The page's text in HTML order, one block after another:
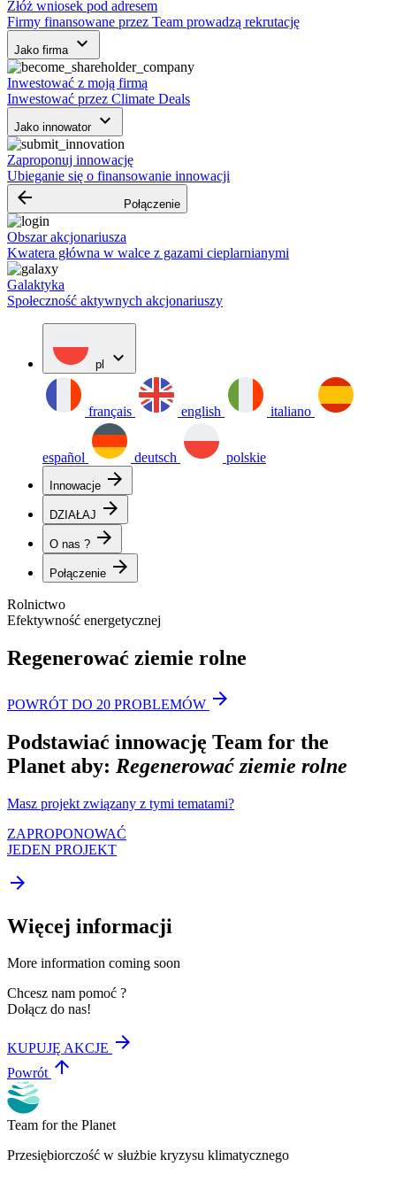
Złóż wniosek pod adresem
Firmy finansowane przez Team prowadzą rekrutację
Jako firma keyboard_arrow_down
Inwestować z moją firmą
Inwestować przez Climate Deals
Jako innowator keyboard_arrow_down
Zaproponuj innowację
Ubieganie się o finansowanie innowacji
arrow_backward Połączenie
Obszar akcjonariusza
Kwatera główna w walce z gazami cieplarnianymi
Galaktyka
Społeczność aktywnych akcjonariuszy
pl expand_more
français english italiano
español deutsch polskie
Innowacje arrow_forward
DZIAŁAJ arrow_forward
O nas ? arrow_forward
Połączenie arrow_forward
Rolnictwo
Efektywność energetycznej
Regenerować ziemie rolne
POWRÓT DO 20 PROBLEMÓW arrow_forward
Podstawiać innowację Team for the
Planet aby: Regenerować ziemie rolne
Masz projekt związany z tymi tematami?
ZAPROPONOWAĆ
JEDEN PROJEKT
arrow_forward
Więcej informacji
More information coming soon
Chcesz nam pomoć ?
Dołącz do nas!
KUPUJĘ AKCJE arrow_forward
Powrót arrow_upward
Team for the Planet
Przesiębiorczość w służbie kryzysu klimatycznego